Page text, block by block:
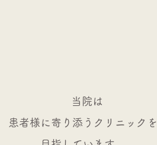
当院は
患者様に寄り添う クリニックを